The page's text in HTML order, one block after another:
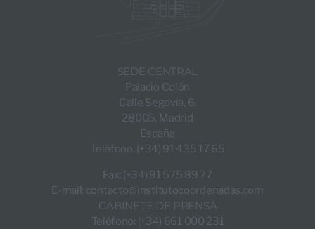
SEDE CENTRAL
Palacio Colón
Calle Segovia, 6.
28005, Madrid
España
Teléfono: (+34) 91 435 17 65
Fax: (+34) 91 575 89 77
E-mail: contacto@institutocoordenadas.com
GABINETE DE PRENSA
Teléfono: (+34) 661 000 231